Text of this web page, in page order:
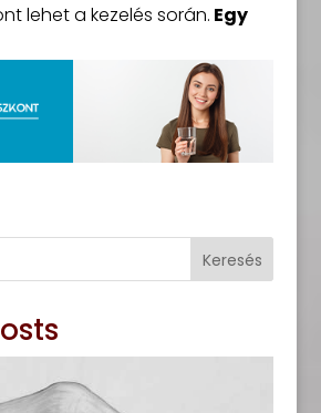
lehet a kezelés során. Egy
Keresés